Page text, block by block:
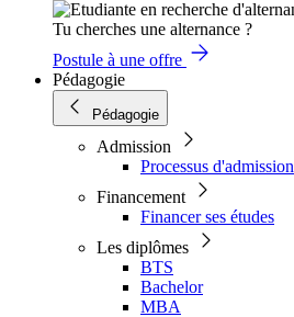
Tu cherches une alternance ?
Postule à une offre
Pédagogie
Pédagogie
Admission
Processus d'admission
Financement
Financer ses études
Les diplômes
BTS
Bachelor
MBA